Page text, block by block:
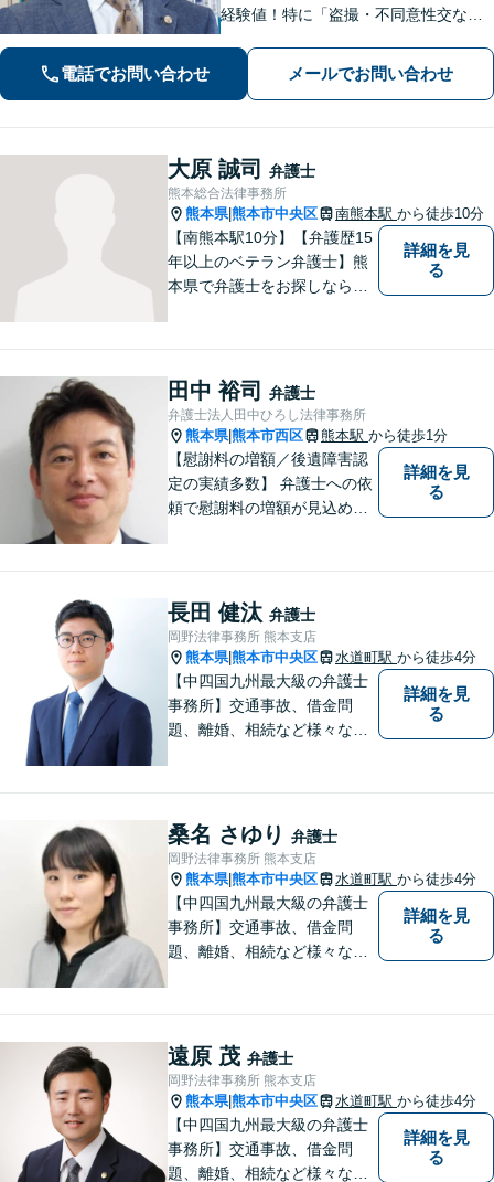
経験値！特に「盗撮・不同意性交など
局・証券会社」勤務で培った税の知識
を生かし、依頼者に寄り添った強いパ
電話でお問い合わせ メールでお問い合わせ
大原 誠司 弁護士
熊本総合法律事務所
熊本県|熊本市中央区 南熊本駅 から徒歩10分
【南熊本駅10分】【弁護歴15
年以上のベテラン弁護士】熊
本県で弁護士をお探しなら、
ています。皆様にとって一番
のパートナーとなれるよう、
精一杯取り組ませていただき
ます。
詳細を見
る
田中 裕司 弁護士
弁護士法人田中ひろし法律事務所
熊本県|熊本市西区 熊本駅 から徒歩1分
【慰謝料の増額／後遺障害認
定の実績多数】 弁護士への依
頼で慰謝料の増額が見込めま
ノウハウ多数】相続手続きか
ら遺言書までトータルサポー
ト【JR熊本駅から徒歩1分】
詳細を見
る
長田 健汰 弁護士
岡野法律事務所 熊本支店
熊本県|熊本市中央区 水道町駅 から徒歩4分
【中四国九州最大級の弁護士
事務所】交通事故、借金問
題、離婚、相続など様々な問
い！
詳細を見
る
桑名 さゆり 弁護士
岡野法律事務所 熊本支店
熊本県|熊本市中央区 水道町駅 から徒歩4分
【中四国九州最大級の弁護士
事務所】交通事故、借金問
題、離婚、相続など様々な問
い！
詳細を見
る
遠原 茂 弁護士
岡野法律事務所 熊本支店
熊本県|熊本市中央区 水道町駅 から徒歩4分
【中四国九州最大級の弁護士
事務所】交通事故、借金問
題、離婚、相続など様々な問
詳細を見
る